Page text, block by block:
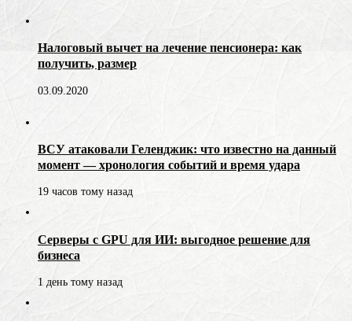
Налоговый вычет на лечение пенсионера: как
получить, размер
03.09.2020
ВСУ атаковали Геленджик: что известно на данный
момент — хронология событий и время удара
19 часов тому назад
Серверы с GPU для ИИ: выгодное решение для
бизнеса
1 день тому назад